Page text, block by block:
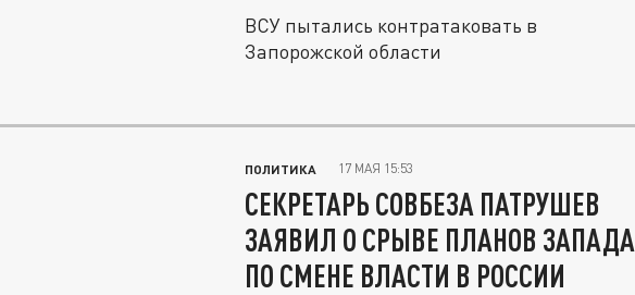
ВСУ пытались контратаковать в
Запорожской области
ПОЛИТИКА 17 МАЯ 15:53
СЕКРЕТАРЬ СОВБЕЗА ПАТРУШЕВ
ЗАЯВИЛ О СРЫВЕ ПЛАНОВ ЗАПАДА
ПО СМЕНЕ ВЛАСТИ В РОССИИ